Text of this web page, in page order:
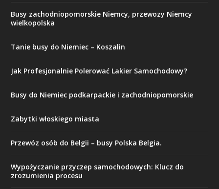
Busy zachodniopomorskie Niemcy, przewozy Niemcy
wielkopolska
Tanie busy do Niemiec – Koszalin
Jak Profesjonalnie Polerować Lakier Samochodowy?
Busy do Niemiec podkarpackie i zachodniopomorskie
Zabytki włoskiego miasta
Przewóz osób do Belgii – busy Polska Belgia.
Wypożyczanie przyczep samochodowych: Klucz do
zrozumienia procesu